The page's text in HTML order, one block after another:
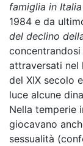
famiglia in
1984 e da
del declino
attraversati nel
del XIX secolo
luce alcune
Nella temperie
giocavano
sessualità